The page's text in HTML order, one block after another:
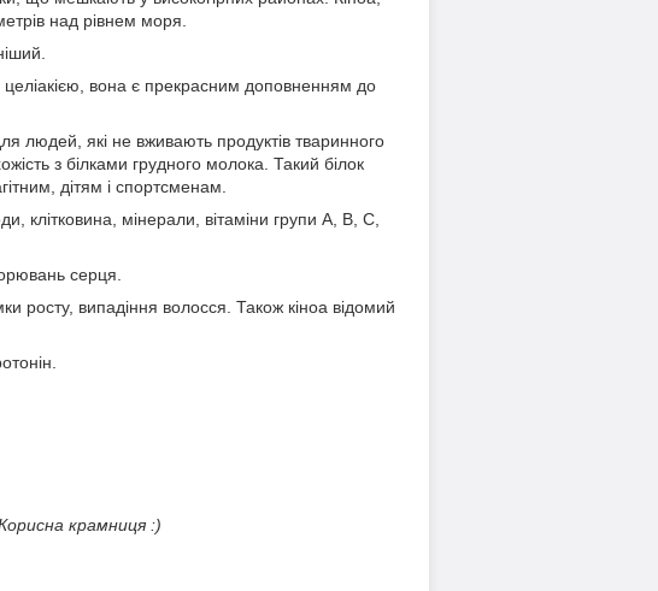
над рівнем моря.
вона є прекрасним доповненням до
людей, які не вживають продуктів тваринного
з білками грудного молока. Такий білок
дітям і спортсменам.
клітковина, мінерали, вітаміни групи А, В, С,
серця.
росту, випадіння волосся. Також кіноа відомий
крамниця :)